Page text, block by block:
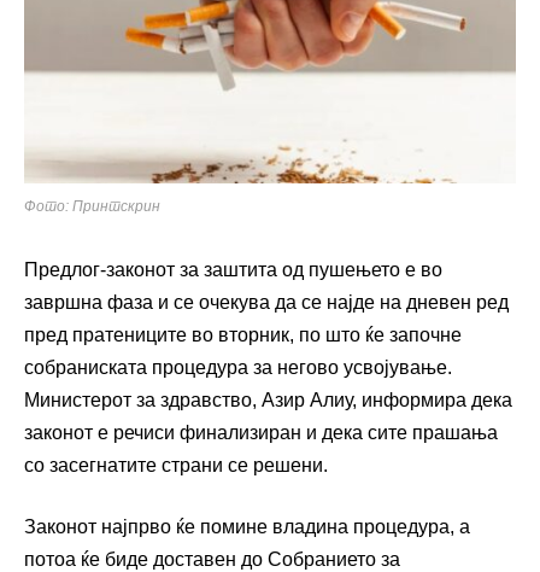
Фото: Принтскрин
Предлог-законот за заштита од пушењето е во
завршна фаза и се очекува да се најде на дневен ред
пред пратениците во вторник, по што ќе започне
собраниската процедура за негово усвојување.
Министерот за здравство, Азир Алиу, информира дека
законот е речиси финализиран и дека сите прашања
со засегнатите страни се решени.
Законот најпрво ќе помине владина процедура, а
потоа ќе биде доставен до Собранието за